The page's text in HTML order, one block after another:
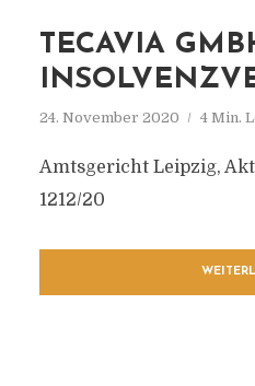
TECAVIA
24. November 2020 4 Min.
Amtsgericht Leipzig,
1212/20